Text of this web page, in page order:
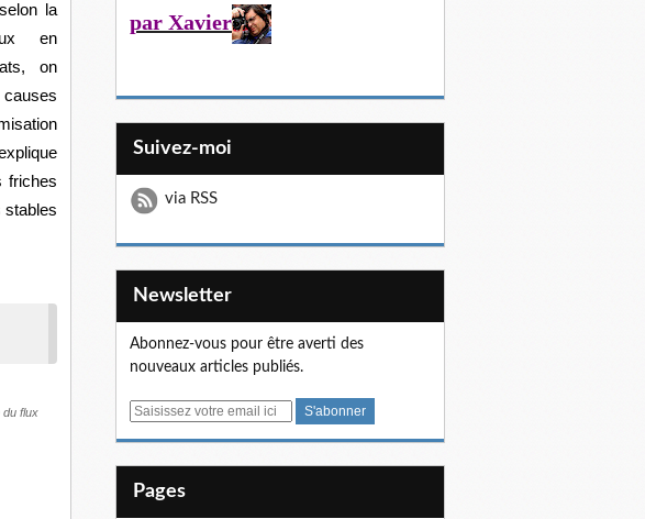
la
en
on
friches
stables
du flux
par Xavier
Suivez-moi
via RSS
Newsletter
Abonnez-vous pour être averti des
nouveaux articles publiés.
E
Pages